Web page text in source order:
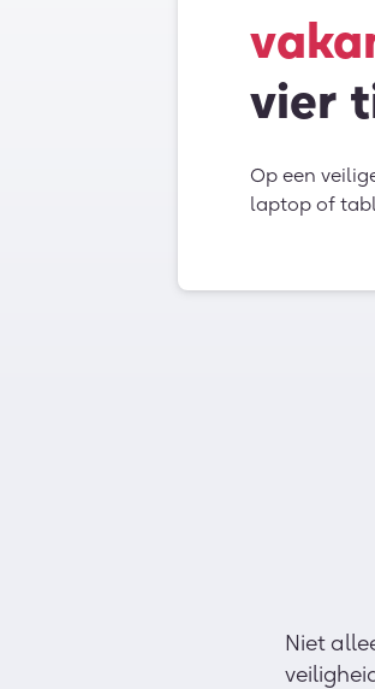
vier
Op een
laptop of
Niet